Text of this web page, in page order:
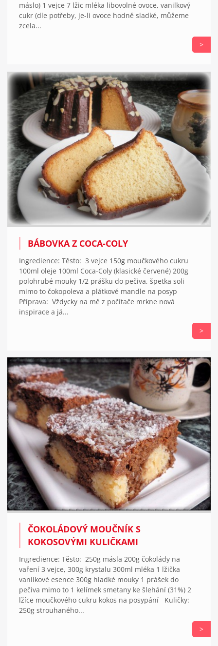
máslo) 1 vejce 7 lžic mléka libovolné ovoce, vanilkový
cukr (dle potřeby, je-li ovoce hodně sladké, můžeme
zcela...
>
BÁBOVKA Z COCA-COLY
Ingredience: Těsto: 3 vejce 150g moučkového cukru
100ml oleje 100ml Coca-Coly (klasické červené) 200g
polohrubé mouky 1/2 prášku do pečiva, špetka soli
mimo to čokopoleva a plátkové mandle na posyp
Příprava: Vždycky na mě z počítače mrkne nová
inspirace a já...
>
ČOKOLÁDOVÝ MOUČNÍK S
KOKOSOVÝMI KULIČKAMI
Ingredience: Těsto: 250g másla 200g čokolády na
vaření 3 vejce, 300g krystalu 300ml mléka 1 lžička
vanilkové esence 300g hladké mouky 1 prášek do
pečiva mimo to 1 kelímek smetany ke šlehání (31%) 2
lžíce moučkového cukru kokos na posypání Kuličky:
250g strouhaného...
>